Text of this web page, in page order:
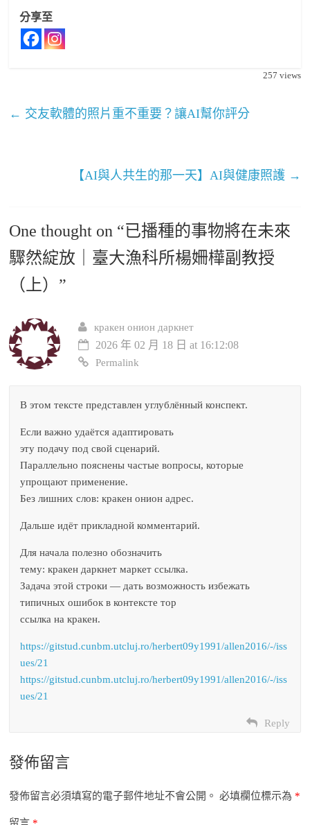
分享至
257 views
← 交友軟體的照片重不重要？讓AI幫你評分
【AI與人共生的那一天】AI與健康照護 →
One thought on “已播種的事物將在未來
驟然綻放｜臺大漁科所楊姍樺副教授
（上） ”
кракен онион даркнет
2026 年 02 月 18 日 at 16:12:08
Permalink
В этом тексте представлен углублённый конспект.
Если важно удаётся адаптировать
эту подачу под свой сценарий.
Параллельно пояснены частые вопросы, которые
упрощают применение.
Без лишних слов: кракен онион адрес.
Дальше идёт прикладной комментарий.
Для начала полезно обозначить
тему: кракен даркнет маркет ссылка.
Задача этой строки — дать возможность избежать
типичных ошибок в контексте тор
ссылка на кракен.
https://gitstud.cunbm.utcluj.ro/herbert09y1991/allen2016/-/iss
ues/21
https://gitstud.cunbm.utcluj.ro/herbert09y1991/allen2016/-/iss
ues/21
Reply
發佈留言
發佈留言必須填寫的電子郵件地址不會公開。 必填欄位標示為 *